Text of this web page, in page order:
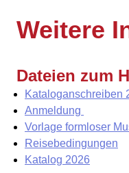
Weitere
Dateien zum
Kataloganschreiben
Anmeldung
Vorlage formloser
Reisebedingungen
Katalog 2026